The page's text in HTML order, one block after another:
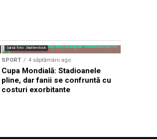
Sursă foto: Shutterstock
SPORT 4 săptămâni ago
Cupa Mondială: Stadioanele
pline, dar fanii se confruntă cu
costuri exorbitante